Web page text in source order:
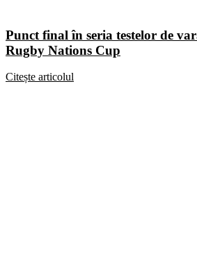
Punct final în seria testelor de
Rugby Nations Cup
Citește articolul